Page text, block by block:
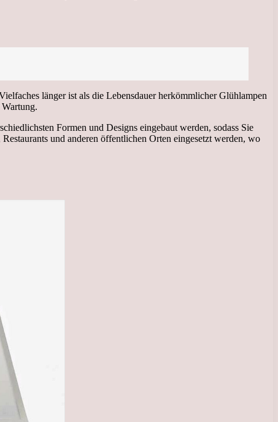
länger ist als die Lebensdauer herkömmlicher Glühlampen
Formen und Designs eingebaut werden, sodass Sie
und anderen öffentlichen Orten eingesetzt werden, wo